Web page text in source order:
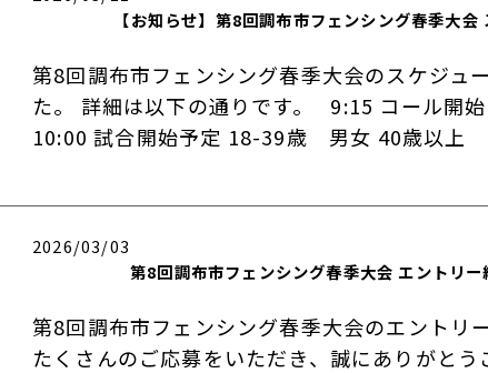
【お知らせ】第8回調布市フェンシング春季大会
第8回調布市フェンシング春季大会のスケジュ
た。 詳細は以下の通りです。 9:15 コール
10:00 試合開始予定 18-39歳 男女 40歳以
2026/03/03
第8回調布市フェンシング春季大会 エントリ
第8回調布市フェンシング春季大会のエントリ
たくさんのご応募をいただき、誠にありがとう